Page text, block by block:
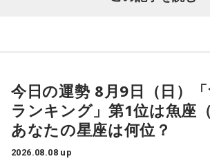
シーズン、ヤクルトの監督を務め、前年
一、球団初のリーグ連覇を成し遂げた。
選手としても指揮官としてもヤクルトが誇
今日の運勢 8月9日（日）
ランキング」第1位は魚座
あなたの星座は何位？
2026.08.08 up